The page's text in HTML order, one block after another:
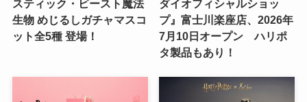
スティック・ビースト魔法
生物 めじるしガチャマスコ
ット全5種 登場！
ダイオフィシャルショッ
プ』富士川楽座店、2026年
7月10日オープン ハリポ
タ製品もあり！